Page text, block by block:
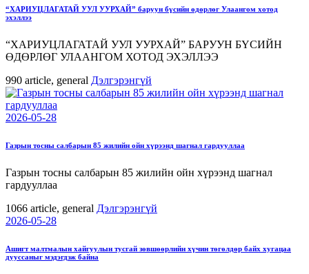
“ХАРИУЦЛАГАТАЙ УУЛ УУРХАЙ” баруун бүсийн өдөрлөг Улаангом хотод
эхэллээ
“ХАРИУЦЛАГАТАЙ УУЛ УУРХАЙ” БАРУУН БҮСИЙН
ӨДӨРЛӨГ УЛААНГОМ ХОТОД ЭХЭЛЛЭЭ
990 article, general Дэлгэрэнгүй
2026-05-28
Газрын тосны салбарын 85 жилийн ойн хүрээнд шагнал гардууллаа
Газрын тосны салбарын 85 жилийн ойн хүрээнд шагнал
гардууллаа
1066 article, general Дэлгэрэнгүй
2026-05-28
Ашигт малтмалын хайгуулын тусгай зөвшөөрлийн хүчин төгөлдөр байх хугацаа
дууссаныг мэдэгдэж байна